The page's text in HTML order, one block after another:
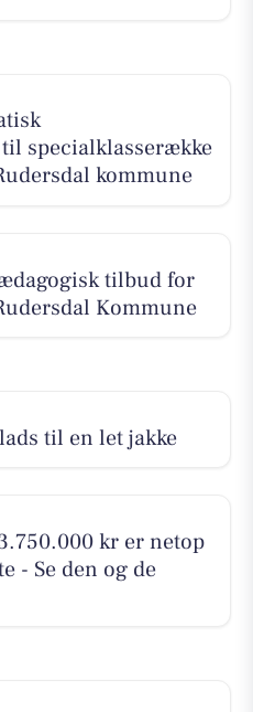
specialklasserække
kommune
tilbud for
Kommune
til en let jakke
kr er netop
- Se den og de